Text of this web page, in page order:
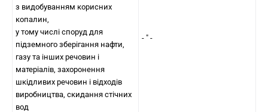
з видобуванням корисних
копалин,
у тому числі споруд для
підземного зберігання нафти,
газу та інших речовин і
матеріалів, захоронення
шкідливих речовин і відходів
виробництва, скидання стічних
вод
- " -